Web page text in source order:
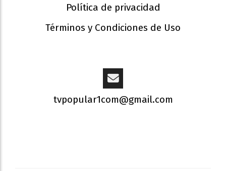
Política de privacidad
Términos y Condiciones de Uso
tvpopular1com@gmail.com